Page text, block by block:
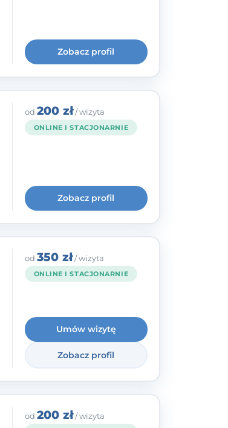
Zobacz profil
od 200 zł/ wizyta
ONLINE I STACJONARNIE
Zobacz profil
od 350 zł/ wizyta
ONLINE I STACJONARNIE
Umów wizytę
Zobacz profil
od 200 zł/ wizyta